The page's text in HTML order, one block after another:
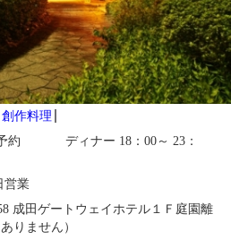
創作料理
予約 ディナー 18：00～ 23：
業
成田ゲートウェイホテル１Ｆ庭園離
りません）